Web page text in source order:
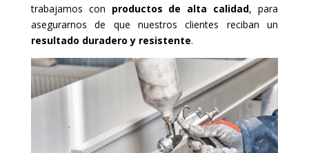
trabajamos con productos de alta calidad, para
asegurarnos de que nuestros clientes reciban un
resultado duradero y resistente.